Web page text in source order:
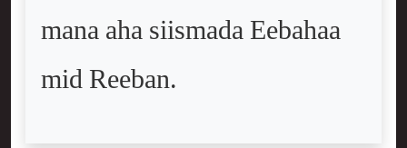
mana aha siismada Eebahaa
mid Reeban.